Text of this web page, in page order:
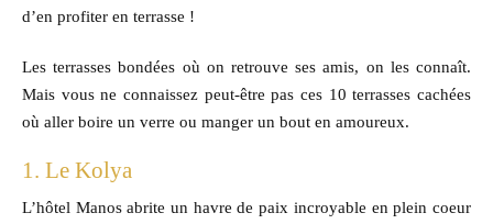
d’en profiter en terrasse !
Les terrasses bondées où on retrouve ses amis, on les connaît.
Mais vous ne connaissez peut-être pas ces 10 terrasses cachées
où aller boire un verre ou manger un bout en amoureux.
1. Le Kolya
L’hôtel Manos abrite un havre de paix incroyable en plein coeur